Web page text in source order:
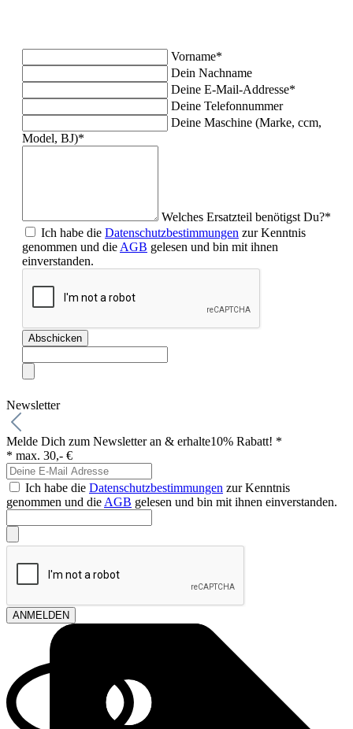
Vorname*
Dein Nachname
Deine E-Mail-Addresse*
Deine Telefonnummer
Deine Maschine (Marke, ccm,
Model, BJ)*
Welches Ersatzteil benötigst Du?*
Ich habe die Datenschutzbestimmungen zur Kenntnis
genommen und die AGB gelesen und bin mit ihnen
einverstanden.
Abschicken
Newsletter
Melde Dich zum Newsletter an & erhalte10% Rabatt! *
* max. 30,- €
Ich habe die Datenschutzbestimmungen zur Kenntnis
genommen und die AGB gelesen und bin mit ihnen einverstanden.
ANMELDEN